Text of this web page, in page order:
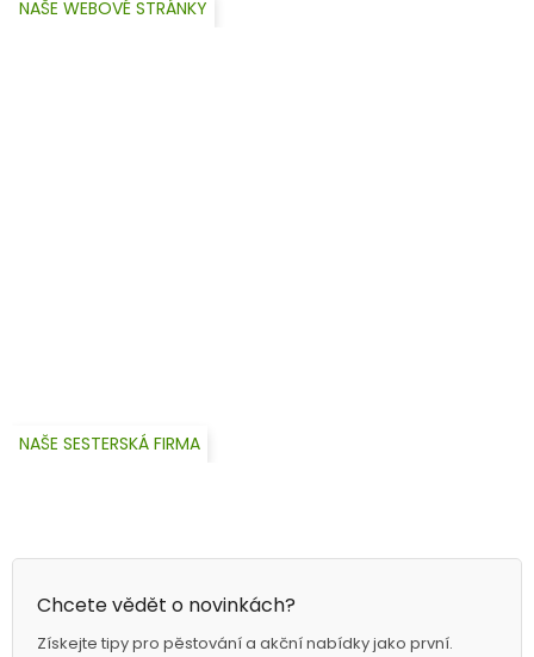
NAŠE WEBOVÉ STRÁNKY
NAŠE SESTERSKÁ FIRMA
Chcete vědět o novinkách?
Získejte tipy pro pěstování a akční nabídky jako první.